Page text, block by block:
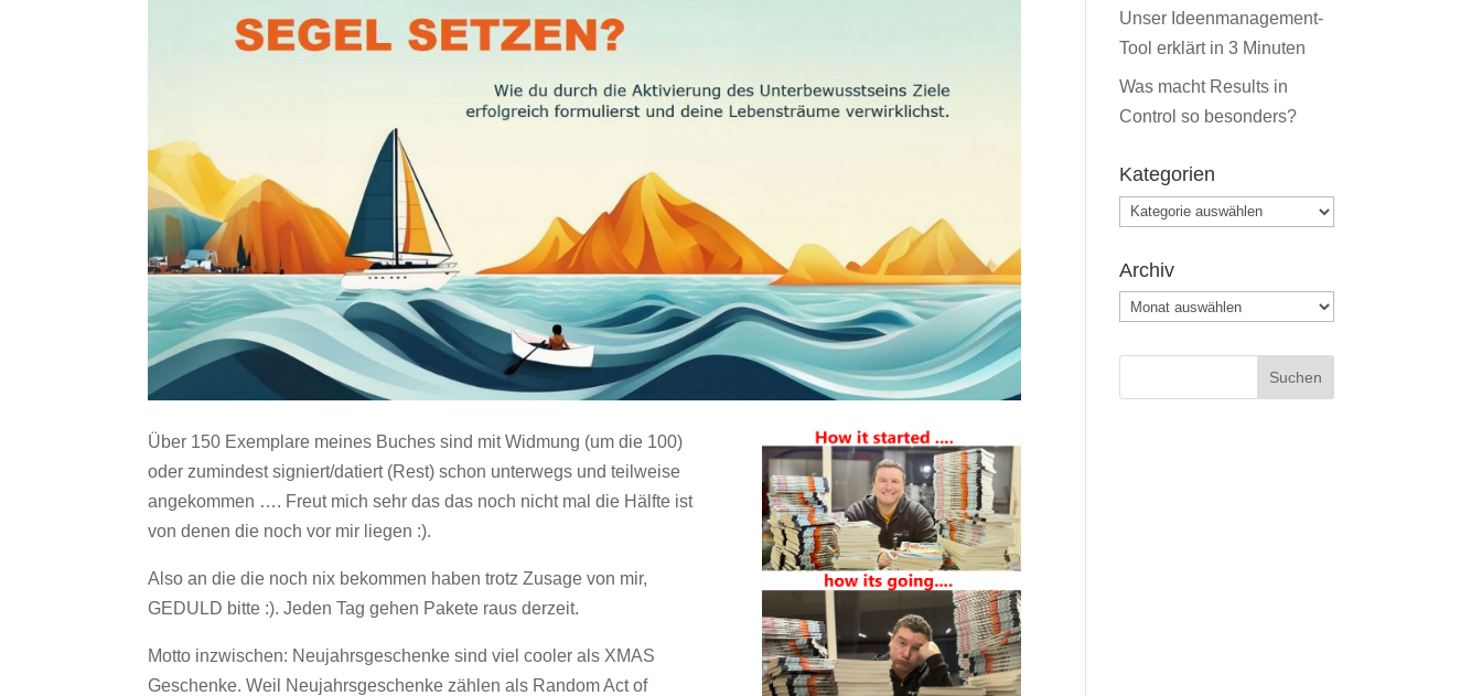
Über 150 Exemplare meines Buches sind mit Widmung (um die 100)
oder zumindest signiert/datiert (Rest) schon unterwegs und teilweise
angekommen …. Freut mich sehr das das noch nicht mal die Hälfte ist
von denen die noch vor mir liegen :).
Also an die die noch nix bekommen haben trotz Zusage von mir,
GEDULD bitte :). Jeden Tag gehen Pakete raus derzeit.
Motto inzwischen: Neujahrsgeschenke sind viel cooler als XMAS
Geschenke. Weil Neujahrsgeschenke zählen als Random Act of
Unser Ideenmanagement-
Tool erklärt in 3 Minuten
Was macht Results in
Control so besonders?
Kategorien
Kategorien
Archiv
Archiv